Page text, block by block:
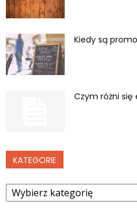
Kiedy są
Czym różni
KATEGORIE
Kategorie